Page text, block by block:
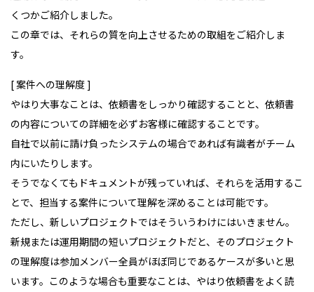
くつかご紹介しました。
この章では、それらの質を向上させるための取組をご紹介しま
す。
[ 案件への理解度 ]
やはり大事なことは、依頼書をしっかり確認することと、依頼書
の内容についての詳細を必ずお客様に確認することです。
自社で以前に請け負ったシステムの場合であれば有識者がチーム
内にいたりします。
そうでなくてもドキュメントが残っていれば、それらを活用するこ
とで、担当する案件について理解を深めることは可能です。
ただし、新しいプロジェクトではそういうわけにはいきません。
新規または運用期間の短いプロジェクトだと、そのプロジェクト
の理解度は参加メンバー全員がほぼ同じであるケースが多いと思
います。このような場合も重要なことは、やはり依頼書をよく読